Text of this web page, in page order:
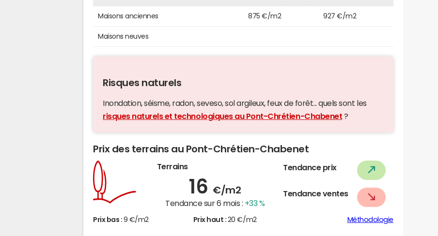
Maisons anciennes 875 €/m2 927 €/m2
Maisons neuves
Risques naturels
Inondation, séisme, radon, seveso, sol argileux, feux de forêt... quels sont les
risques naturels et technologiques au Pont-Chrétien-Chabenet ?
Prix des terrains au Pont-Chrétien-Chabenet
Terrains
16 €/m2
Tendance sur 6 mois : +33 %
Tendance prix
Tendance ventes
Prix bas : 9 €/m2 Prix haut : 20 €/m2 Méthodologie